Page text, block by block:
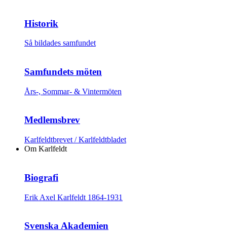
Historik
Så bildades samfundet
Samfundets möten
Års-, Sommar- & Vintermöten
Medlemsbrev
Karlfeldtbrevet / Karlfeldtbladet
Om Karlfeldt
Biografi
Erik Axel Karlfeldt 1864-1931
Svenska Akademien